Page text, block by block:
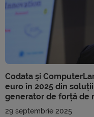
Codata și
euro în 2025 din
generator de forță de
29 septembrie 2025